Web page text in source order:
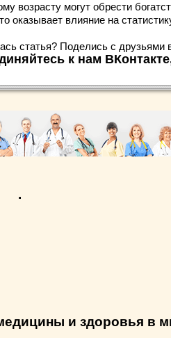
возрасту могут обрести
оказывает влияние на
статья? Поделись с друзьями
к нам
.
и здоровья в